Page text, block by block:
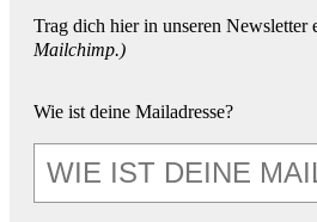
Trag dich hier in unseren Newsletter
Mailchimp.)
Wie ist deine Mailadresse?